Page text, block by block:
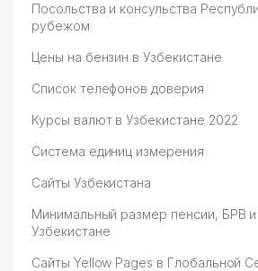
Посольства и консульства
рубежом
Цены на бензин в Узбекистане
Список телефонов доверия
Курсы валют в Узбекистане 2022
Система единиц измерения
Сайты Узбекистана
Минимальный размер пенсии, БРВ
Узбекистане
Сайты Yellow Pages в Глобальной